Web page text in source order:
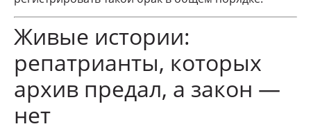
Живые истории:
репатрианты, которых
архив предал, а закон —
нет